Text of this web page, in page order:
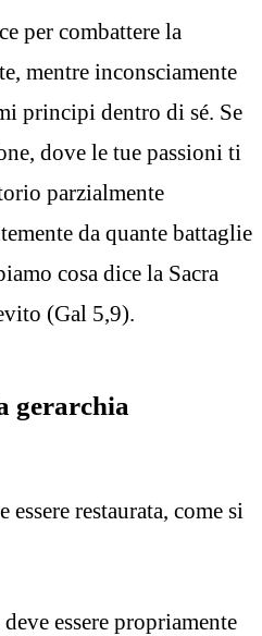
per combattere la
mentre inconsciamente
principi dentro di sé. Se
dove le tue passioni ti
parzialmente
da quante battaglie
cosa dice la Sacra
(Gal 5,9).
gerarchia
essere restaurata, come si
essere propriamente